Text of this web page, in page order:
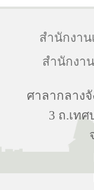
สำนักงา
สำนักงา
ศาลากลาง
3 ถ.เทศ